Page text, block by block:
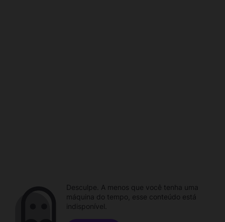
Desculpe. A menos que você tenha uma
máquina do tempo, esse conteúdo está
indisponível.